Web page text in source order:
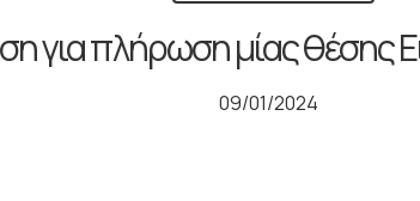
για πλήρωση μίας θέσης
09/01/2024